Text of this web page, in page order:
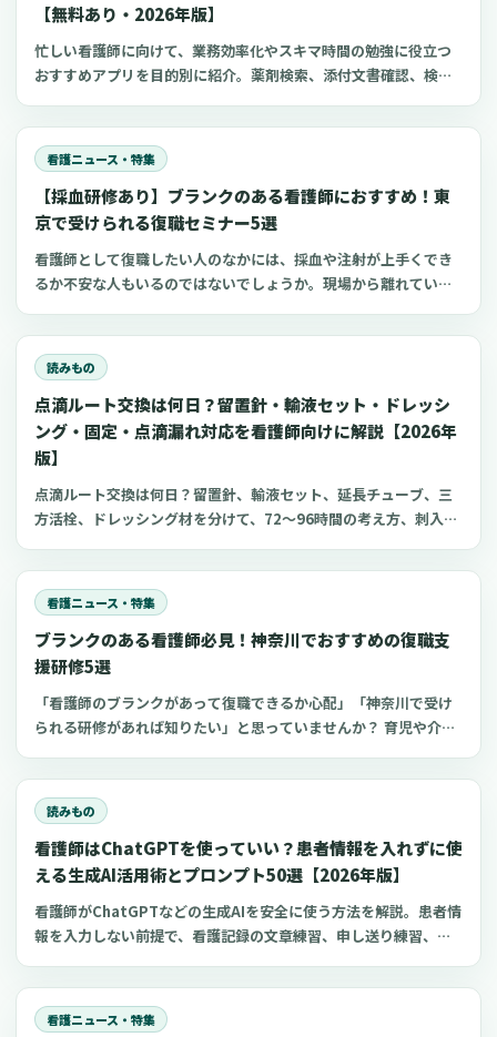
【無料あり・2026年版】
忙しい看護師に向けて、業務効率化やスキマ時間の勉強に役立つ
おすすめアプリを目的別に紹介。薬剤検索、添付文書確認、検査
心電図学習、シフト管理など、現場や復職準備で使いやすいアプ
リをまとめました。
看護ニュース・特集
【採血研修あり】ブランクのある看護師におすすめ！東
京で受けられる復職セミナー5選
看護師として復職したい人のなかには、採血や注射が上手くでき
るか不安な人もいるのではないでしょうか。現場から離れている
せん。 看護師の復職支援研修で学びと実践を深めれば、ブランク
があっても自信を持って復職できます。 今回は、採血研修も受け
られる東京都のおすすめセミナーをご紹介します。
読みもの
点滴ルート交換は何日？留置針・輸液セット・ドレッシ
ング・固定・点滴漏れ対応を看護師向けに解説【2026年
版】
点滴ルート交換は何日？留置針、輸液セット、延長チューブ、三
方活栓、ドレッシング材を分けて、72〜96時間の考え方、刺入部
看護ニュース・特集
ブランクのある看護師必見！神奈川でおすすめの復職支
援研修5選
「看護師のブランクがあって復職できるか心配」「神奈川で受け
られる研修があれば知りたい」と思っていませんか？ 育児や介護
術に不安を抱きやすいもの。 しかし、厚生労働省などはブランク
看護師の復職支援に力を入れているため、研修などを活用するこ
とでスムーズに復職できます。 今回は、神奈川でおすすめのブラ
ンク看護師向け復職支援研修をご紹介します。
読みもの
看護師はChatGPTを使っていい？患者情報を入れずに使
える生成AI活用術とプロンプト50選【2026年版】
看護師がChatGPTなどの生成AIを安全に使う方法を解説。患者情
報を入力しない前提で、看護記録の文章練習、申し送り練習、復
看護ニュース・特集